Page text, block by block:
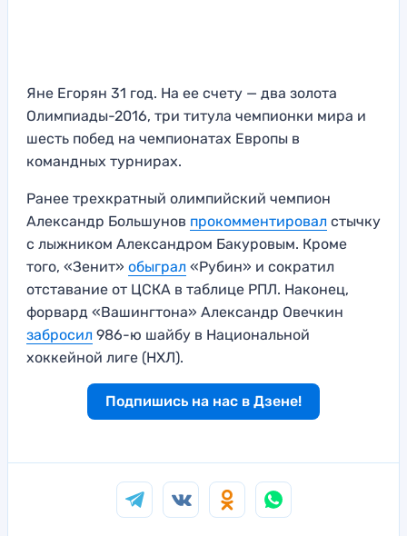
Яне Егорян 31 год. На ее счету — два золота
Олимпиады-2016, три титула чемпионки мира и
шесть побед на чемпионатах Европы в
командных турнирах.
Ранее трехкратный олимпийский чемпион
Александр Большунов прокомментировал стычку
с лыжником Александром Бакуровым. Кроме
того, «Зенит» обыграл «Рубин» и сократил
отставание от ЦСКА в таблице РПЛ. Наконец,
форвард «Вашингтона» Александр Овечкин
забросил 986-ю шайбу в Национальной
хоккейной лиге (НХЛ).
Подпишись на нас в Дзене!